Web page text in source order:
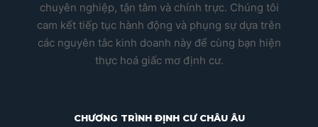
chuyên nghiệp, tận tâm và chính trực. Chúng tôi
cam kết tiếp tục hành động và phụng sự dựa trên
các nguyên tắc kinh doanh này để cùng bạn hiện
thực hoá giấc mơ định cư.
CHƯƠNG TRÌNH ĐỊNH CƯ CHÂU ÂU